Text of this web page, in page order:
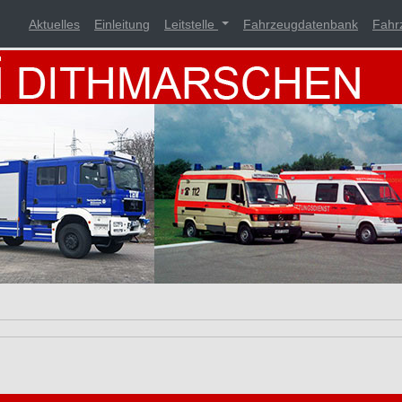
Aktuelles Einleitung Leitstelle Fahrzeugdatenbank